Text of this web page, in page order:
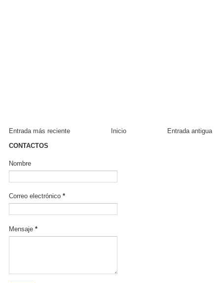
Entrada más reciente Entrada antigua
Inicio
CONTACTOS
Nombre
Correo electrónico *
Mensaje *